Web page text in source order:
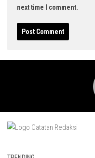
next time I comment.